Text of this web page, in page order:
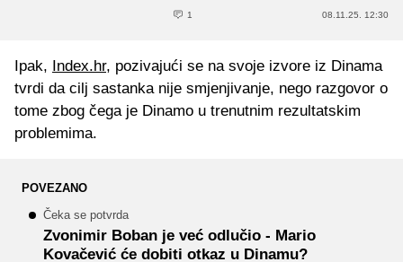
1 08.11.25. 12:30
Ipak, Index.hr, pozivajući se na svoje izvore iz Dinama
tvrdi da cilj sastanka nije smjenjivanje, nego razgovor o
tome zbog čega je Dinamo u trenutnim rezultatskim
problemima.
POVEZANO
Čeka se potvrda
Zvonimir Boban je već odlučio - Mario
Kovačević će dobiti otkaz u Dinamu?